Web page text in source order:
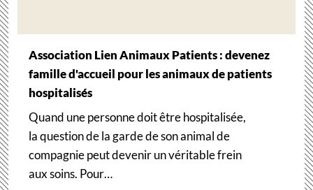
Association Lien Animaux Patients : devenez
famille d'accueil pour les animaux de patients
hospitalisés
Quand une personne doit être hospitalisée,
la question de la garde de son animal de
compagnie peut devenir un véritable frein
aux soins. Pour…